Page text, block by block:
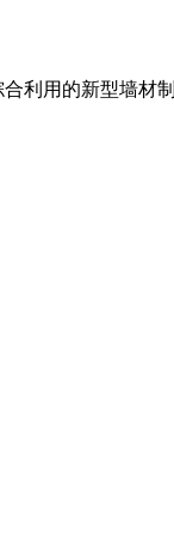
利用的新型墙材